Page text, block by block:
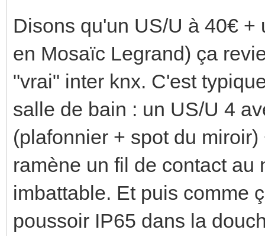
Disons qu'un US/U à 40€
en Mosaïc Legrand) ça
"vrai" inter knx. C'est
salle de bain : un US/U 4
(plafonnier + spot du
ramène un fil de contact
imbattable. Et puis comme
poussoir IP65 dans la